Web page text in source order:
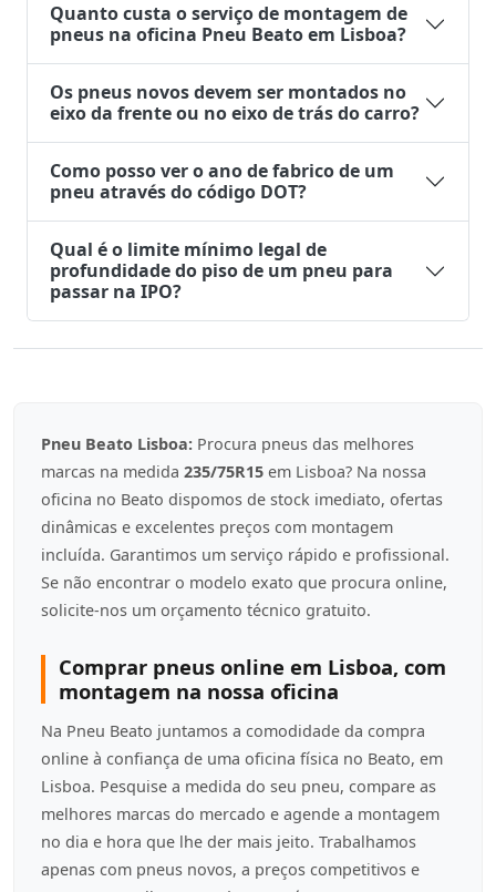
Quanto custa o serviço de montagem de
pneus na oficina Pneu Beato em Lisboa?
Os pneus novos devem ser montados no
eixo da frente ou no eixo de trás do carro?
Como posso ver o ano de fabrico de um
pneu através do código DOT?
Qual é o limite mínimo legal de
profundidade do piso de um pneu para
passar na IPO?
Pneu Beato Lisboa: Procura pneus das melhores
marcas na medida 235/75R15 em Lisboa? Na nossa
oficina no Beato dispomos de stock imediato, ofertas
dinâmicas e excelentes preços com montagem
incluída. Garantimos um serviço rápido e profissional.
Se não encontrar o modelo exato que procura online,
solicite-nos um orçamento técnico gratuito.
Comprar pneus online em Lisboa, com
montagem na nossa oficina
Na Pneu Beato juntamos a comodidade da compra
online à confiança de uma oficina física no Beato, em
Lisboa. Pesquise a medida do seu pneu, compare as
melhores marcas do mercado e agende a montagem
no dia e hora que lhe der mais jeito. Trabalhamos
apenas com pneus novos, a preços competitivos e